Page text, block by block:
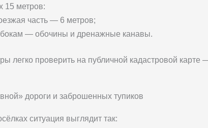
15 метров:
часть — 6 метров;
— обочины и дренажные канавы.
легко проверить на публичной кадастровой
дороги и заброшенных тупиков
ситуация выглядит так: